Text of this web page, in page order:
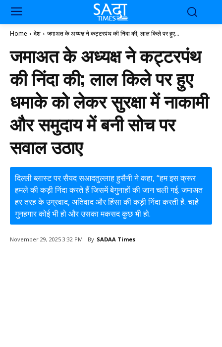
Home देश जमाअत के अध्यक्ष ने कट्टरपंथ की निंदा की; लाल किले पर हुए...
जमाअत के अध्यक्ष ने कट्टरपंथ
की निंदा की; लाल किले पर हुए
धमाके को लेकर सुरक्षा में नाकामी
और समुदाय में बनी सोच पर
सवाल उठाए
दिल्ली ब्लास्ट पर सैयद सआदतुल्लाह हुसैनी ने कहा, “हम इस क्रूर
हमले की कड़ी निंदा करते हैं जिसमें बेगुनाहों की जान चली गई. जमाअत
हर तरह के उग्रवाद, अतिवाद और हिंसा की कड़ी निंदा करती है. चाहे
गुनहगार कोई भी हो और उसका मकसद कुछ भी हो.
November 29, 2025 3:32 PM By SADAA Times